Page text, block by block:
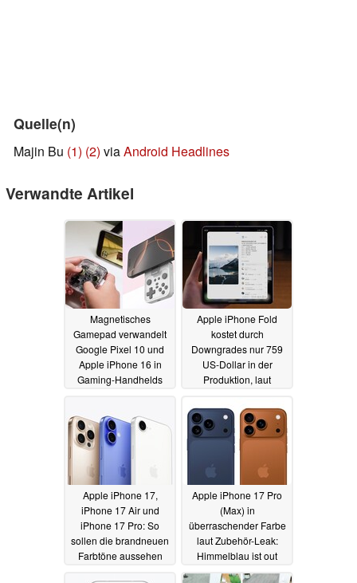
Quelle(n)
Majin Bu (1) (2) viaAndroid Headlines
Verwandte Artikel
Magnetisches
Gamepad verwandelt
Google Pixel 10 und
Apple iPhone 16 in
Gaming-Handhelds
Apple iPhone Fold
kostet durch
Downgrades nur 759
US-Dollar in der
Produktion, laut
Apple iPhone 17,
iPhone 17 Air und
iPhone 17 Pro: So
sollen die brandneuen
Farbtöne aussehen
Apple iPhone 17 Pro
(Max) in
überraschender Farbe
laut Zubehör-Leak:
Himmelblau ist out
15.07.2025